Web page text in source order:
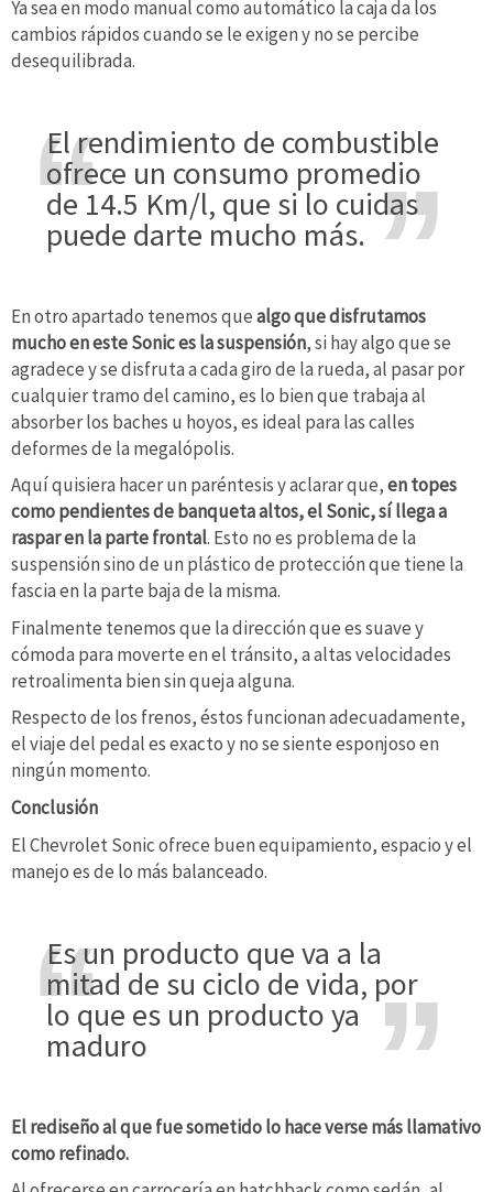
Ya sea en modo manual como automático la caja da los
cambios rápidos cuando se le exigen y no se percibe
desequilibrada.
El rendimiento de combustible
ofrece un consumo promedio
de 14.5 Km/l, que si lo cuidas
puede darte mucho más.
En otro apartado tenemos quealgo que disfrutamos
mucho en este Sonic es la suspensión, si hay algo que se
agradece y se disfruta a cada giro de la rueda, al pasar por
cualquier tramo del camino, es lo bien que trabaja al
absorber los baches u hoyos, es ideal para las calles
deformes de la megalópolis.
Aquí quisiera hacer un paréntesis y aclarar que,en topes
como pendientes de banqueta altos, el Sonic, sí llega a
raspar en la parte frontal. Esto no es problema de la
suspensión sino de un plástico de protección que tiene la
fascia en la parte baja de la misma.
Finalmente tenemos que la dirección que es suave y
cómoda para moverte en el tránsito, a altas velocidades
retroalimenta bien sin queja alguna.
Respecto de los frenos, éstos funcionan adecuadamente,
el viaje del pedal es exacto y no se siente esponjoso en
ningún momento.
Conclusión
El Chevrolet Sonic ofrece buen equipamiento, espacio y el
manejo es de lo más balanceado.
Es un producto que va a la
mitad de su ciclo de vida, por
lo que es un producto ya
maduro
El rediseño al que fue sometido lo hace verse más llamativo
como refinado.